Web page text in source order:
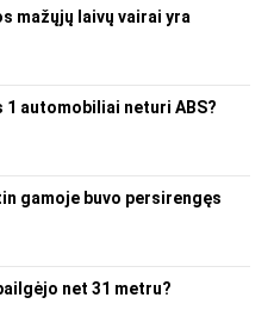
mažųjų laivų vairai yra
1 automobiliai neturi ABS?
gamoje buvo persirengęs
net 31 metru?